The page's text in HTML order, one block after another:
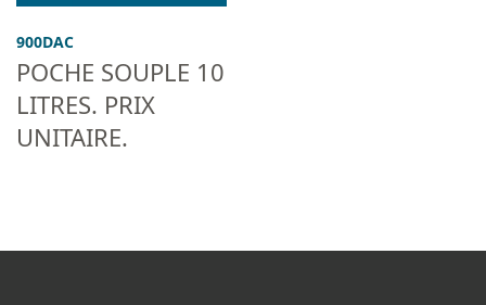
900DAC
POCHE SOUPLE 10
LITRES. PRIX
UNITAIRE.